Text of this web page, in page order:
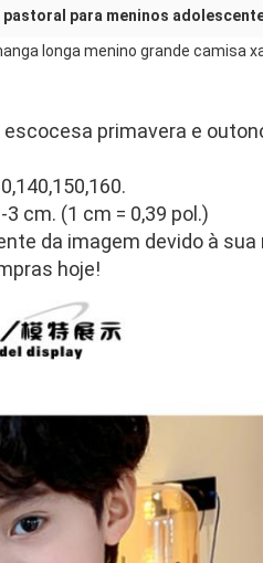
para meninos
longa menino grande camisa
primavera e
cm. (1 cm = 0,39 pol.)
da imagem devido à
hoje!